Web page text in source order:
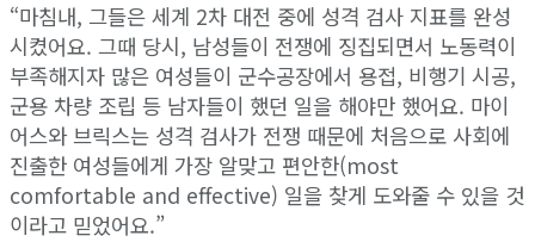
“마침내, 그들은 세계 2차 대전 중에 성격 검사 지표를 완성
시켰어요. 그때 당시, 남성들이 전쟁에 징집되면서 노동력이
부족해지자 많은 여성들이 군수공장에서 용접, 비행기 시공,
군용 차량 조립 등 남자들이 했던 일을 해야만 했어요. 마이
어스와 브릭스는 성격 검사가 전쟁 때문에 처음으로 사회에
진출한 여성들에게 가장 알맞고 편안한(most
comfortable and effective) 일을 찾게 도와줄 수 있을 것
이라고 믿었어요.”